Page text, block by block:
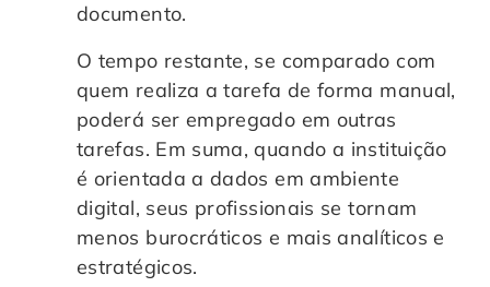
documento.
O tempo restante, se comparado com
quem realiza a tarefa de forma manual,
poderá ser empregado em outras
tarefas. Em suma, quando a instituição
é orientada a dados em ambiente
digital, seus profissionais se tornam
menos burocráticos e mais analíticos e
estratégicos.